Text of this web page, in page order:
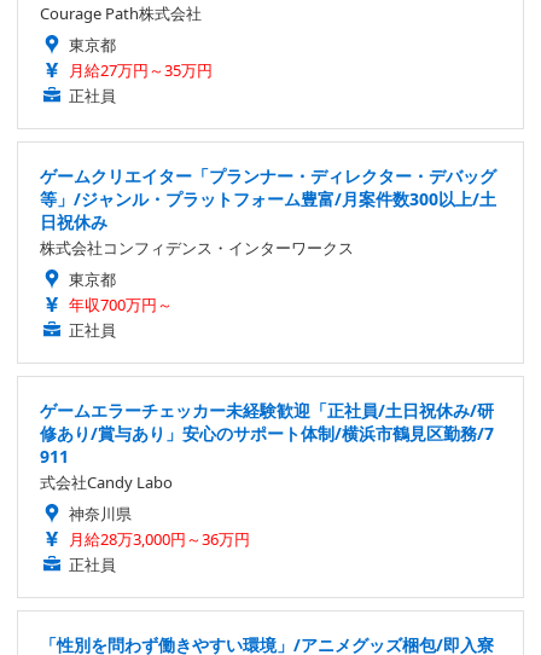
Courage Path株式会社
東京都
月給27万円～35万円
正社員
ゲームクリエイター「プランナー・ディレクター・デバッグ
等」/ジャンル・プラットフォーム豊富/月案件数300以上/土
日祝休み
株式会社コンフィデンス・インターワークス
東京都
年収700万円～
正社員
ゲームエラーチェッカー未経験歓迎「正社員/土日祝休み/研
修あり/賞与あり」安心のサポート体制/横浜市鶴見区勤務/7
911
式会社Candy Labo
神奈川県
月給28万3,000円～36万円
正社員
「性別を問わず働きやすい環境」/アニメグッズ梱包/即入寮